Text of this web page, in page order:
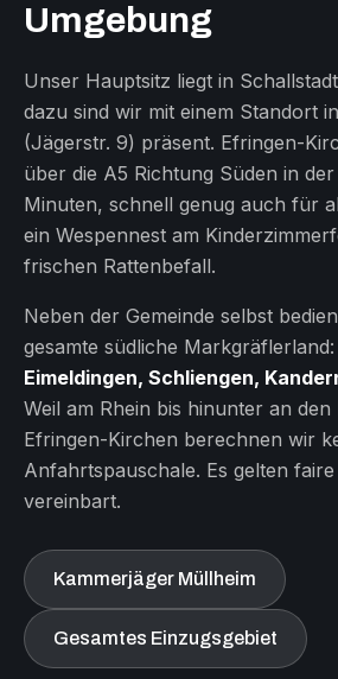
Umgebung
Unser Hauptsitz liegt in
dazu sind wir mit einem Standort
(Jägerstr. 9) präsent. Efringen-
über die A5 Richtung Süden in
Minuten, schnell genug auch für
ein Wespennest am
frischen Rattenbefall.
Neben der Gemeinde selbst
gesamte südliche Markgräflerland:
Eimeldingen, Schliengen,
Weil am Rhein bis hinunter an
Efringen-Kirchen berechnen wir
Anfahrtspauschale. Es gelten faire
vereinbart.
Kammerjäger Müllheim
Gesamtes Einzugsgebiet